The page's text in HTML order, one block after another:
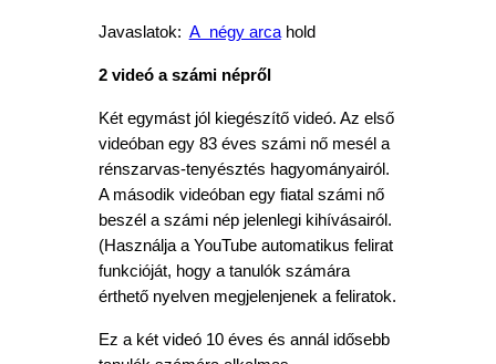
Javaslatok: A négy arcahold
2 videó a számi népről
Két egymást jól kiegészítő videó. Az első
videóban egy 83 éves számi nő mesél a
rénszarvas-tenyésztés hagyományairól.
A második videóban egy fiatal számi nő
beszél a számi nép jelenlegi kihívásairól.
(Használja a YouTube automatikus felirat
funkcióját, hogy a tanulók számára
érthető nyelven megjelenjenek a feliratok.
Ez a két videó 10 éves és annál idősebb